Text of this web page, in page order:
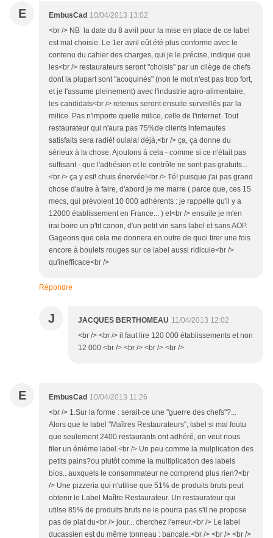
E EmbusCad 10/04/2013 13:02
<br /> NB la date du 8 avril pour la mise en place de ce label
est mal choisie. Le 1er avril eût été plus conforme avec le
contenu du cahier des charges, qui je le précise, indique que
les<br /> restaurateurs seront "choisis" par un cllège de chefs
dont la plupart sont "acoquinés" (non le mot n'est pas trop fort,
et je l'assume pleinement) avec l'industrie agro-alimentaire,
les candidats<br /> retenus seront ensuite surveillés par la
milice. Pas n'importe quelle milice, celle de l'internet. Tout
restaurateur qui n'aura pas 75%de clients internautes
satisfaits sera radié! oulala! déjà,<br /> ça, ça donne du
sérieux à la chose. Ajoutons à cela - comme si ce n'était pas
suffisant - que l'adhésion et le contrôle ne sont pas gratuits...
<br /> ça y est! chuis énervée!<br /> Té! puisque j'ai pas grand
chose d'autre à faire, d'abord je me marre ( parce que, ces 15
mecs, qui prévoient 10 000 adhérents : je rappelle qu'il y a
12000 établissement en France... ) et<br /> ensuite je m'en
irai boire un p'tit canon, d'un petit vin sans label et sans AOP.
Gageons que cela me donnera en outre de quoi tirer une fois
encore à boulets rouges sur ce label aussi ridicule<br />
qu'inefficace<br />
Répondre
J JACQUES BERTHOMEAU 11/04/2013 12:02
<br /> <br /> il faut lire 120 000 établissements et non
12 000 <br /> <br /> <br /> <br />
E EmbusCad 10/04/2013 11:26
<br /> 1.Sur la forme : serait-ce une "guerre des chefs"?...
Alors que le label "Maîtres Restaurateurs", label si mal foutu
que seulement 2400 restaurants ont adhéré, on veut nous
filer un énième label.<br /> Un peu comme la mulplication des
petits pains?ou plutôt comme la multiplication des labels
bios.. auxquels le consommateur ne comprend plus rien?<br
/> Une pizzeria qui n'utilise que 51% de produits bruts peut
obtenir le Label Maître Restaurateur. Un restaurateur qui
utilse 85% de produits bruts ne le pourra pas s'il ne propose
pas de plat du<br /> jour... cherchez l'erreur.<br /> Le label
ducassien est du même tonneau : bancale.<br /> <br /> <br />